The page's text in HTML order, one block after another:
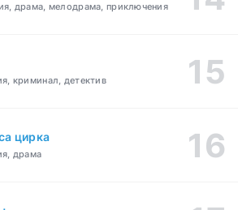
драма, мелодрама, приключения
криминал, детектив
цирка
драма